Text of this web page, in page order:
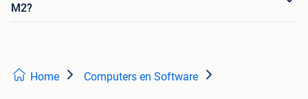
M2?
Home Computers en Software